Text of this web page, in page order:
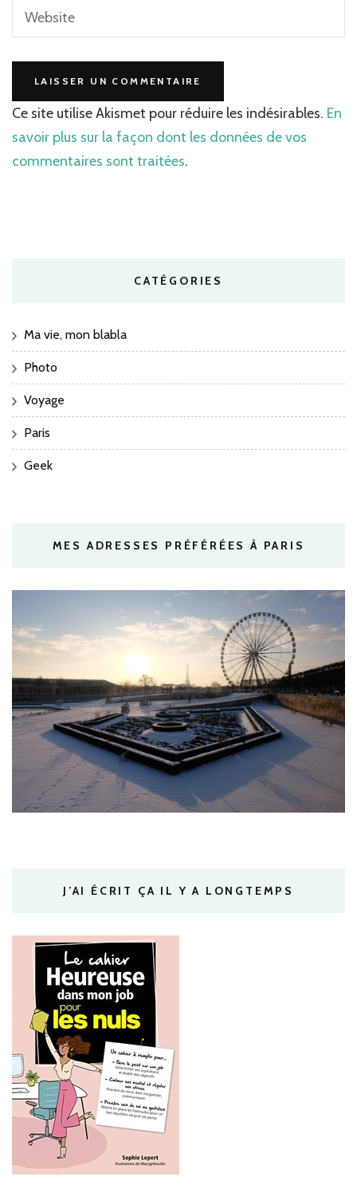
Ce site utilise Akismet pour réduire les indésirables. En
savoir plus sur la façon dont les données de vos
commentaires sont traitées.
CATÉGORIES
Ma vie, mon blabla
Photo
Voyage
Paris
Geek
MES ADRESSES PRÉFÉRÉES À PARIS
J’AI ÉCRIT ÇA IL Y A LONGTEMPS